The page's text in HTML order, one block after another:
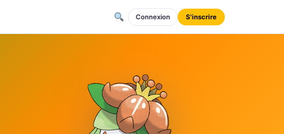
Connexion S'inscrire